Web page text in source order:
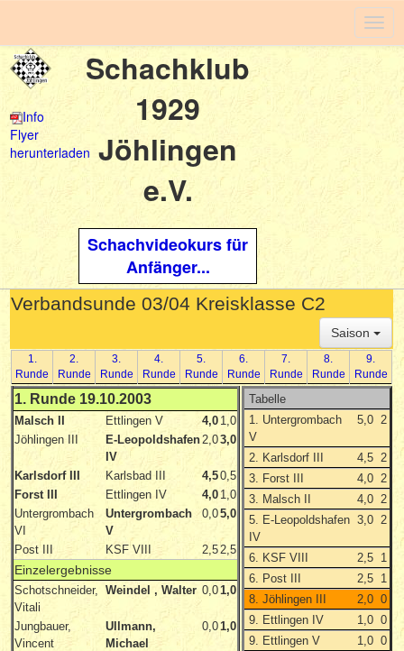
Info
Flyer
herunterladen
Schachklub
1929
Jöhlingen
e.V.
Schachvideokurs für
Anfänger...
Verbandsunde 03/04 Kreisklasse C2
Saison
1.
Runde
2.
Runde
3.
Runde
4.
Runde
5.
Runde
6.
Runde
7.
Runde
8.
Runde
9.
Runde
1. Runde 19.10.2003
Malsch II Ettlingen V 4,0 1,0
Jöhlingen III
E-Leopoldshafen
IV
2,03,0
Karlsdorf III Karlsbad III 4,50,5
Forst III
Ettlingen IV 4,0 1,0
Untergrombach
VI
Untergrombach
V
0,05,0
Post III KSF VIII 2,52,5
Einzelergebnisse
Schotschneider,
Vitali
Weindel , Walter 0,01,0
Jungbauer,
Vincent
Ullmann,
Michael
0,0 1,0
Tabelle
1. Untergrombach
V
5,0 2
2. Karlsdorf III 4,5 2
3. Forst III
4,0 2
3. Malsch II
4,0 2
5. E-Leopoldshafen
IV
3,0 2
6. KSF VIII 2,5 1
6. Post III
2,5 1
8. Jöhlingen III
2,0 0
9. Ettlingen IV
1,0 0
9. Ettlingen V
1,0 0